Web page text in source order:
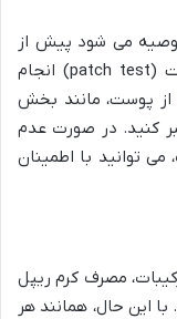
می شود پیش از
استفاده گسترده از کرم، یک تست حساسیت (patch test) انجام
از پوست، مانند بخش
و به مدت ۲۴ ساعت صبر کنید. در صورت عدم
توانید با اطمینان
مصرف کرم ریپل
این حال، همانند هر